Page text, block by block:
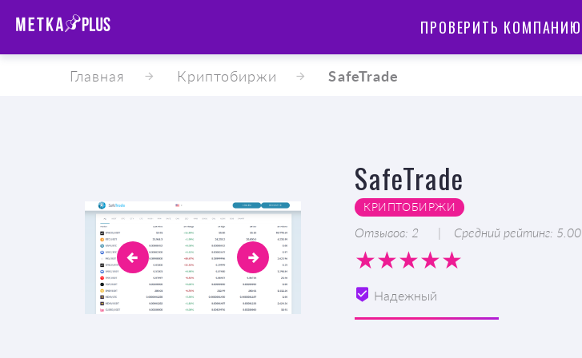
ПРОВЕРИТЬ КОМПАНИЮ
Главная Криптобиржи SafeTrade
SafeTrade
КРИПТОБИРЖИ
Отзывов: 2 Средний рейтинг: 5.00
Надежный